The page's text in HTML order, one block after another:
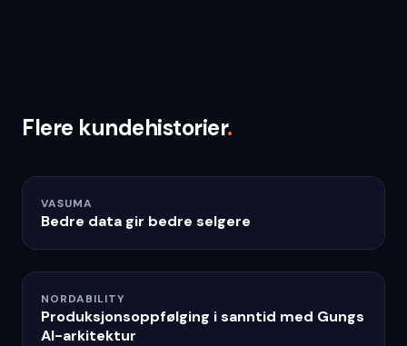
Flere kundehistorier.
VASUMA
Bedre data gir bedre selgere
NORDABILITY
Produksjonsoppfølging i sanntid med Gungs
AI-arkitektur